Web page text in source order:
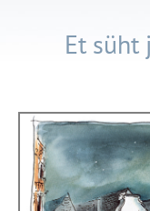
Et süht